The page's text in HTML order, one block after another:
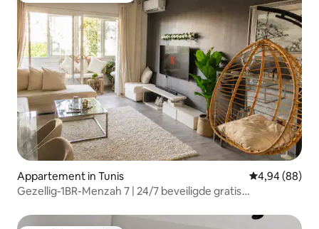
Appartement in Tunis Gemiddelde
4,94 (88)
Gezellig-1BR-Menzah 7 | 24/7 beveiligde gratis